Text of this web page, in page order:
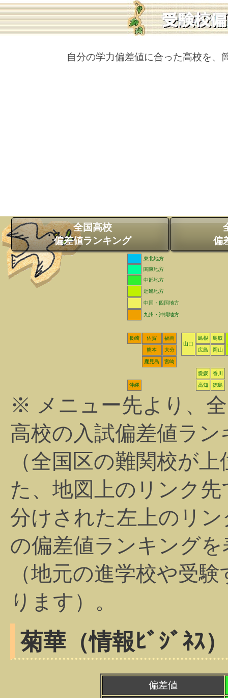
自分の学力偏差値に合った高校を、
全国高校
偏差値ランキング
偏
東北地方
関東地方
中部地方
近畿地方
中国・四国地方
九州・沖縄地方
長崎 佐賀
福岡
山口
島根
鳥取
熊本
大分 広島 岡山
鹿児島 宮崎
愛媛 香川
沖縄 高知 徳島
※ メニュー先より、
高校の入試偏差値ラ
（全国区の難関校が
た、地図上のリンク
分けされた左上のリ
の偏差値ランキング
（地元の進学校や受
ります）。
菊華（情報ﾋﾞｼﾞﾈｽ）
偏差値